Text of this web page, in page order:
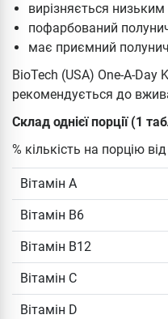
вирізняється
пофарбований
має приємний
BioTech (USA) One-A-Day
рекомендується до
Склад однієї порції (1
% кількість на порцію
Вітамін А
Вітамін B6
Вітамін B12
Вітамін С
Вітамін D